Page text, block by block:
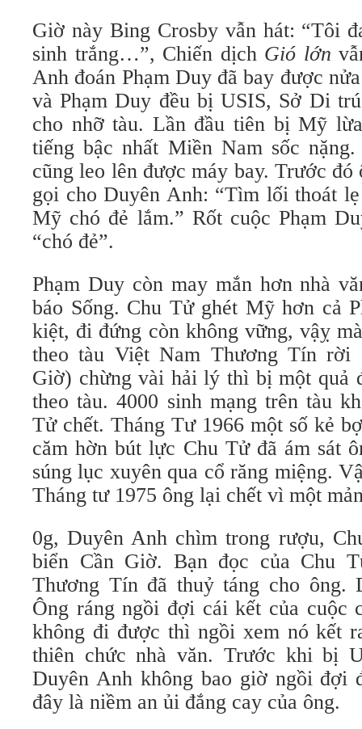
Giờ này Bing Crosby vẫn hát: “Tôi
sinh trắng…”, Chiến dịch Gió lớn
Anh đoán Phạm Duy đã bay được
và Phạm Duy đều bị USIS, Sở Di
cho nhỡ tàu. Lần đầu tiên bị Mỹ
tiếng bậc nhất Miền Nam sốc
cũng leo lên được máy bay. Trước
gọi cho Duyên Anh: “Tìm lối thoát
Mỹ chó đẻ lắm.” Rốt cuộc Phạm
“chó đẻ”.
Phạm Duy còn may mắn hơn nhà
báo Sống. Chu Tử ghét Mỹ hơn cả
kiệt, đi đứng còn không vững, vậỵ
theo tàu Việt Nam Thương Tín rời
Giờ) chừng vài hải lý thì bị một quả
theo tàu. 4000 sinh mạng trên tàu
Tử chết. Tháng Tư 1966 một số kẻ
căm hờn bút lực Chu Tử đã ám sát
súng lục xuyên qua cổ răng miệng.
Tháng tư 1975 ông lại chết vì một
0g, Duyên Anh chìm trong rượu,
biển Cần Giờ. Bạn đọc của Chu
Thương Tín đã thuỷ táng cho ông.
Ông ráng ngồi đợi cái kết của cuộc
không đi được thì ngồi xem nó kết
thiên chức nhà văn. Trước khi bị
Duyên Anh không bao giờ ngồi đợi
đây là niềm an ủi đắng cay của ông.